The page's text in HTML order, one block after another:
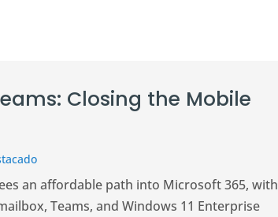
Closing the Mobile
an affordable path into Microsoft 365, with
Teams, and Windows 11 Enterprise